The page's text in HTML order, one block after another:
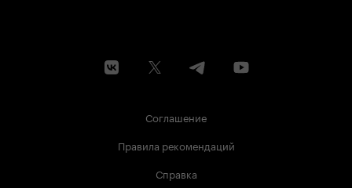
Соглашение
Правила рекомендаций
Справка